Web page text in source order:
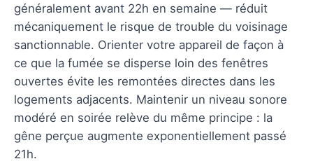
généralement avant 22h en semaine — réduit
mécaniquement le risque de trouble du voisinage
sanctionnable. Orienter votre appareil de façon à
ce que la fumée se disperse loin des fenêtres
ouvertes évite les remontées directes dans les
logements adjacents. Maintenir un niveau sonore
modéré en soirée relève du même principe : la
gêne perçue augmente exponentiellement passé
21h.